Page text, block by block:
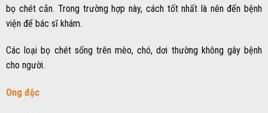
bọ chét cắn. Trong trường hợp này, cách tốt nhất là nên đến bệnh
viện để bác sĩ khám.
Các loại bọ chét sống trên mèo, chó, dơi thường không gây bệnh
cho người.
Ong độc